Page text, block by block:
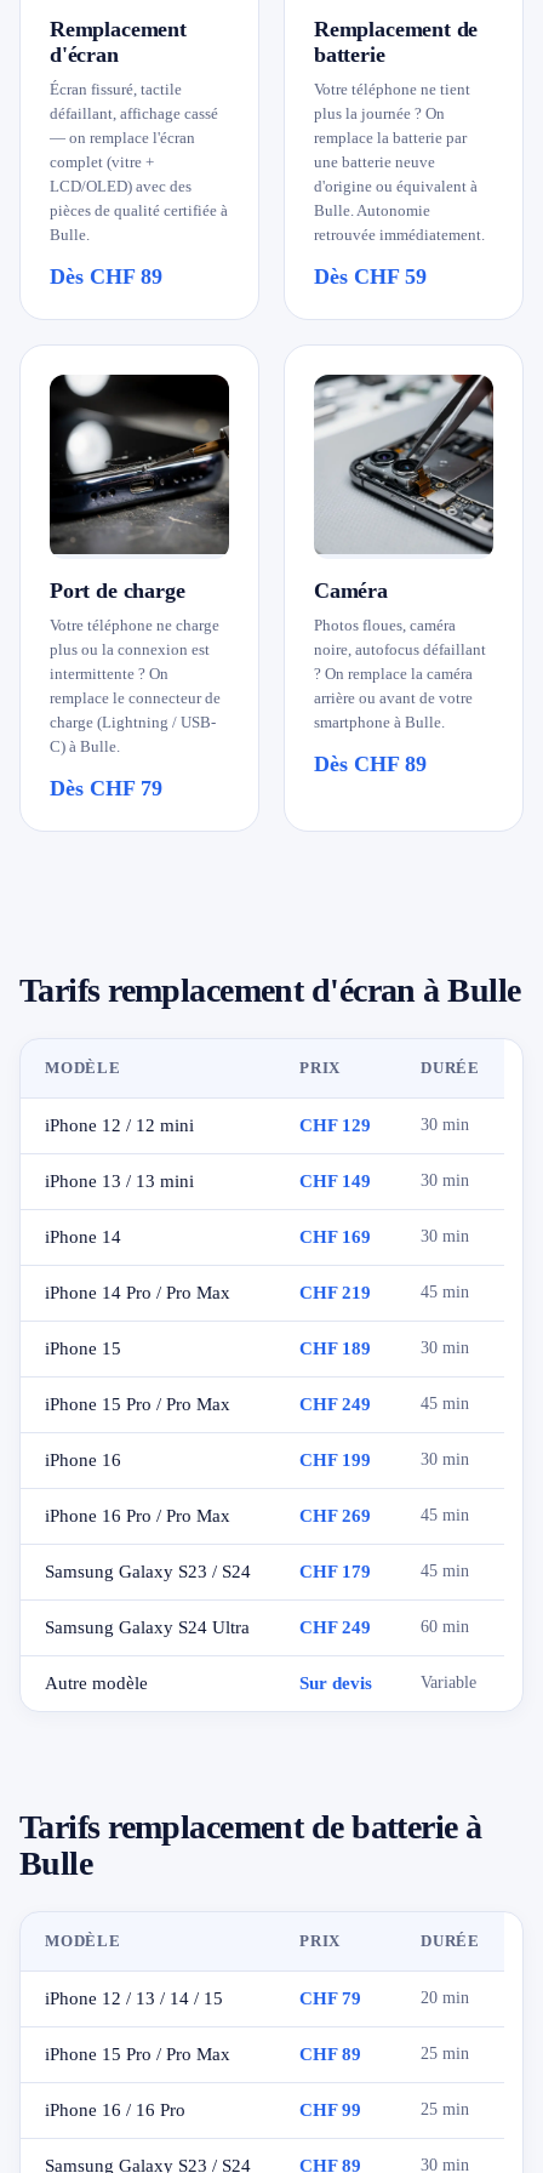
079 716 53 82
Remplacement
d'écran
Écran fissuré, tactile
défaillant, affichage cassé
— on remplace l'écran
complet (vitre +
LCD/OLED) avec des
pièces de qualité certifiée à
Bulle.
Dès CHF 89
Remplacement de
batterie
Votre téléphone ne tient
plus la journée ? On
remplace la batterie par
une batterie neuve
d'origine ou équivalent à
Bulle. Autonomie
retrouvée immédiatement.
Dès CHF 59
Port de charge
Votre téléphone ne charge
plus ou la connexion est
intermittente ? On
remplace le connecteur de
charge (Lightning / USB-
C) à Bulle.
Dès CHF 79
Caméra
Photos floues, caméra
noire, autofocus défaillant
? On remplace la caméra
arrière ou avant de votre
smartphone à Bulle.
Dès CHF 89
Tarifs remplacement d'écran à Bulle
MODÈLE PRIX DURÉE
iPhone 12 / 12 mini CHF 129 30 min
iPhone 13 / 13 mini CHF 149 30 min
iPhone 14 CHF 169 30 min
iPhone 14 Pro / Pro Max CHF 219 45 min
iPhone 15 CHF 189 30 min
iPhone 15 Pro / Pro Max CHF 249 45 min
iPhone 16 CHF 199 30 min
iPhone 16 Pro / Pro Max CHF 269 45 min
Samsung Galaxy S23 / S24 CHF 179 45 min
Samsung Galaxy S24 Ultra CHF 249 60 min
Autre modèle Sur devis Variable
Tarifs remplacement de batterie à
Bulle
MODÈLE PRIX DURÉE
iPhone 12 / 13 / 14 / 15 CHF 79 20 min
iPhone 15 Pro / Pro Max CHF 89 25 min
iPhone 16 / 16 Pro CHF 99 25 min
Samsung Galaxy S23 / S24 CHF 89 30 min